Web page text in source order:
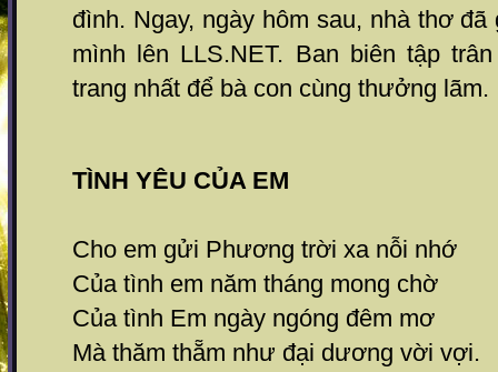
đình. Ngay, ngày hôm sau, nhà thơ
mình lên LLS.NET. Ban biên tập
trang nhất để bà con cùng thưởng lãm.
TÌNH YÊU CỦA EM
Cho em gửi Phương trời xa nỗi nhớ
Của tình em năm tháng mong chờ
Của tình Em ngày ngóng đêm mơ
Mà thăm thẵm như đại dương vời vợi.